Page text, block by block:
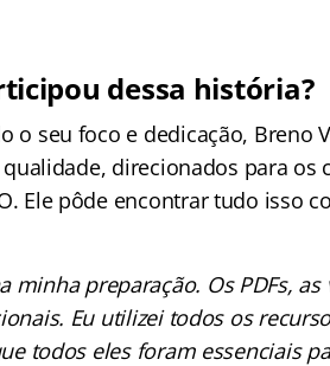
dessa história?
o seu foco e dedicação, Breno
direcionados para os
Ele pôde encontrar tudo isso
minha preparação. Os PDFs,
Eu utilizei todos os
todos eles foram essenciais